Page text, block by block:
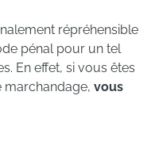
répréhensible
pénal pour un tel
En effet, si vous êtes
marchandage, vous